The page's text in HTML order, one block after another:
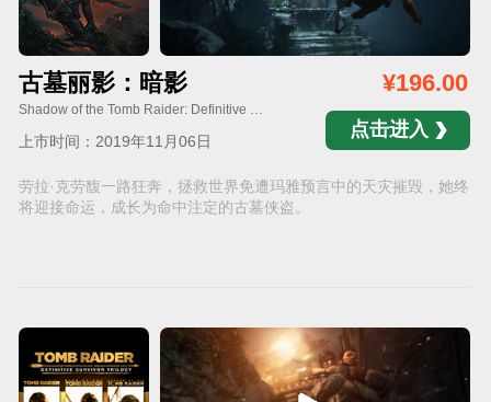
古墓丽影：暗影
上市时间：2019年11月06日
¥196.00
点击进入
劳拉·克劳馥一路狂奔，拯救世界免遭玛雅预言中的天灾摧毁，她终
将迎接命运，成长为命中注定的古墓侠盗。